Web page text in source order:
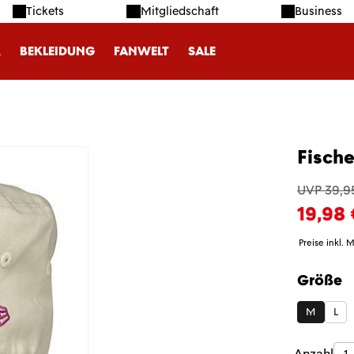
Tickets Mitgliedschaft Business
BEKLEIDUNG FANWELT SALE
UVP
19,98
Preise inkl.
Größe
M L